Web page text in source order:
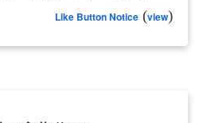
Like Button Notice (view)